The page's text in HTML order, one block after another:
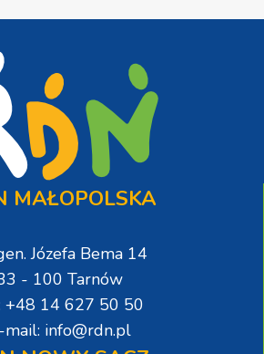
MAŁOPOLSKA
Józefa Bema 14
- 100 Tarnów
+48 14 627 50 50
mail: info@rdn.pl